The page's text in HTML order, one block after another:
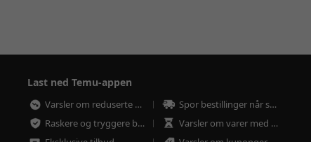
Last ned Temu-appen
Varsler om reduserte priser
Spor bestillinger når som helst
Raskere og tryggere betaling
Varsler om varer med lav lagerbeholdning